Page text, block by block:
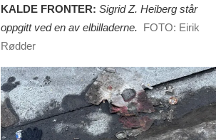
KALDE FRONTER: Sigrid Z. Heiberg står
oppgitt ved en av elbilladerne. FOTO: Eirik
Rødder